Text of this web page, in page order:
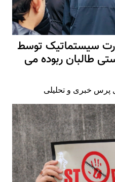
سیستماتیک توسط
طالبان ربوده می
پرس خبری و تحلیلی